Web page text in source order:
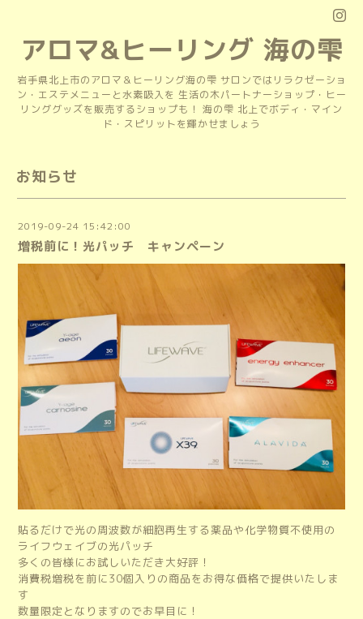
アロマ&ヒーリング 海の雫
岩手県北上市のアロマ＆ヒーリング海の雫 サロンではリラクゼーショ
ン・エステメニューと水素吸入を 生活の木パートナーショップ・ヒー
リンググッズを販売するショップも！ 海の雫 北上でボディ・マイン
ド・スピリットを輝かせましょう
お知らせ
2019-09-24 15:42:00
増税前に！光パッチ キャンペーン
貼るだけで光の周波数が細胞再生する薬品や化学物質不使用の
ライフウェイブの光パッチ
多くの皆様にお試しいただき大好評！
消費税増税を前に30個入りの商品をお得な価格で提供いたしま
す
数量限定となりますのでお早目に！